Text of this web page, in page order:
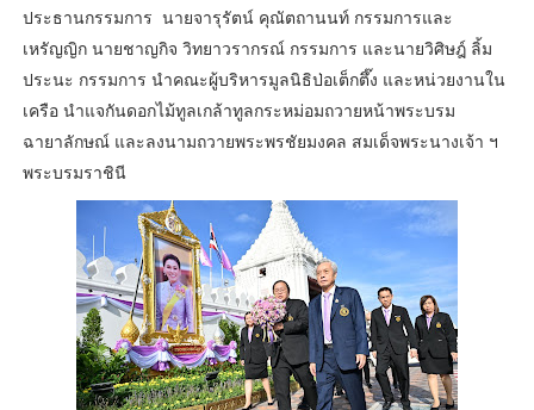
ประธานกรรมการ นายจารุรัตน์ คุณัตถานนท์ กรรมการและ
เหรัญญิก นายชาญกิจ วิทยาวรากรณ์ กรรมการ และนายวิศิษฎ์ ลิ้ม
ประนะ กรรมการ นำคณะผู้บริหารมูลนิธิป่อเต็กตึ๊ง และหน่วยงานใน
เครือ นำแจกันดอกไม้ทูลเกล้าทูลกระหม่อมถวายหน้าพระบรม
ฉายาลักษณ์ และลงนามถวายพระพรชัยมงคล สมเด็จพระนางเจ้า ฯ
พระบรมราชินี